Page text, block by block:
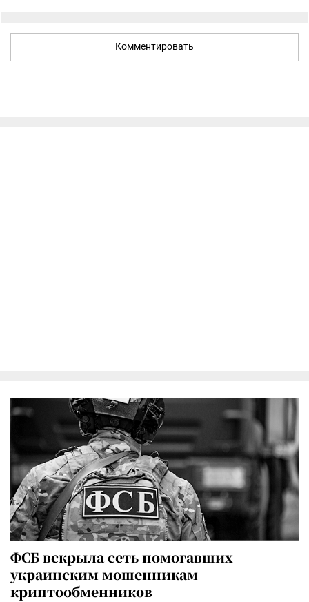
Комментировать
ФСБ вскрыла сеть помогавших
украинским мошенникам
криптообменников